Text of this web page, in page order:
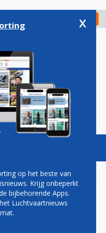
Check in
Vacatures
VEEL
OP
x
op het beste van
Krijg onbeperkt
bijbehorende Apps.
Luchtvaartnieuws